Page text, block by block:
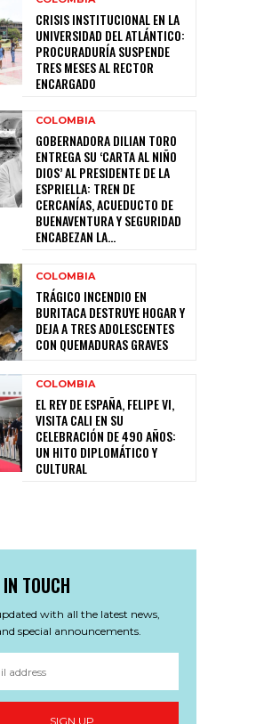
CRISIS INSTITUCIONAL EN LA
UNIVERSIDAD DEL ATLÁNTICO:
PROCURADURÍA SUSPENDE
TRES MESES AL RECTOR
ENCARGADO
COLOMBIA
GOBERNADORA DILIAN TORO
ENTREGA SU ‘CARTA AL NIÑO
DIOS’ AL PRESIDENTE DE LA
ESPRIELLA: TREN DE
CERCANÍAS, ACUEDUCTO DE
BUENAVENTURA Y SEGURIDAD
ENCABEZAN LA...
COLOMBIA
TRÁGICO INCENDIO EN
BURITACA DESTRUYE HOGAR Y
DEJA A TRES ADOLESCENTES
CON QUEMADURAS GRAVES
COLOMBIA
EL REY DE ESPAÑA, FELIPE VI,
VISITA CALI EN SU
CELEBRACIÓN DE 490 AÑOS:
UN HITO DIPLOMÁTICO Y
CULTURAL
TOUCH
with all the latest news,
special announcements.
SIGN UP